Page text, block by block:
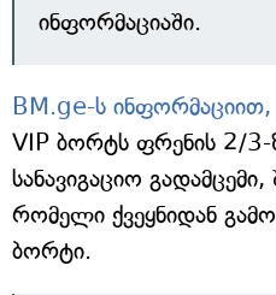
ინფორმაციაში.
BM.ge-ს ინფორმაციით,
VIP ბორტს ფრენის 2/
სანავიგაციო გადამცემი,
რომელი ქვეყნიდან
ბორტი.